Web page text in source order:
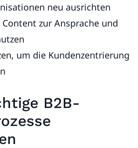
neu ausrichten
zur Ansprache und
um die Kundenzentrierung
B2B-